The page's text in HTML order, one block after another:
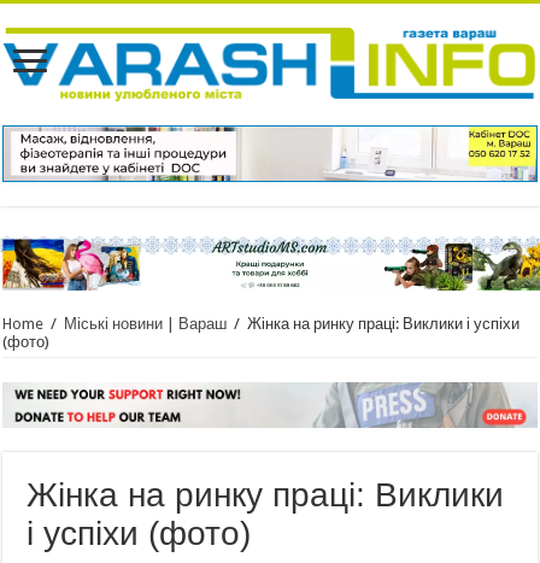
Home / Міські новини | Вараш / Жінка на ринку праці: Виклики і успіхи
(фото)
Жінка на ринку праці: Виклики
і успіхи (фото)